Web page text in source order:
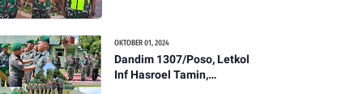
OKTOBER 01, 2024
Dandim 1307/Poso, Letkol
Inf Hasroel Tamin,